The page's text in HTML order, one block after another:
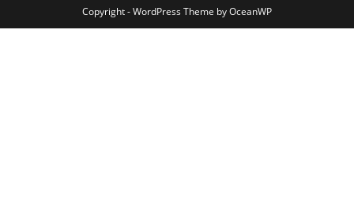
Copyright - WordPress Theme by OceanWP